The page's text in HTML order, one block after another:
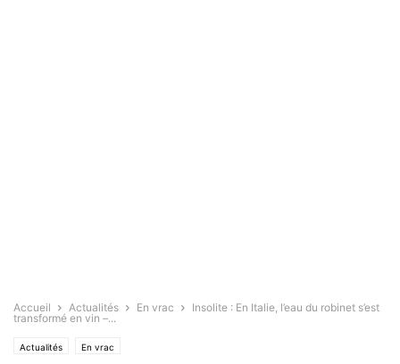
Accueil Actualités En vrac
Insolite : En Italie, l’eau du robinet s’est
transformé en vin –...
Actualités En vrac